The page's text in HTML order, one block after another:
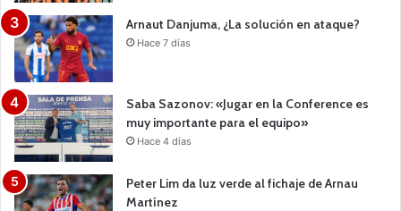
Arnaut Danjuma, ¿La solución en ataque?
Hace 7 días
Saba Sazonov: «Jugar en la Conference es
muy importante para el equipo»
Hace 4 días
Peter Lim da luz verde al fichaje de Arnau
Martínez